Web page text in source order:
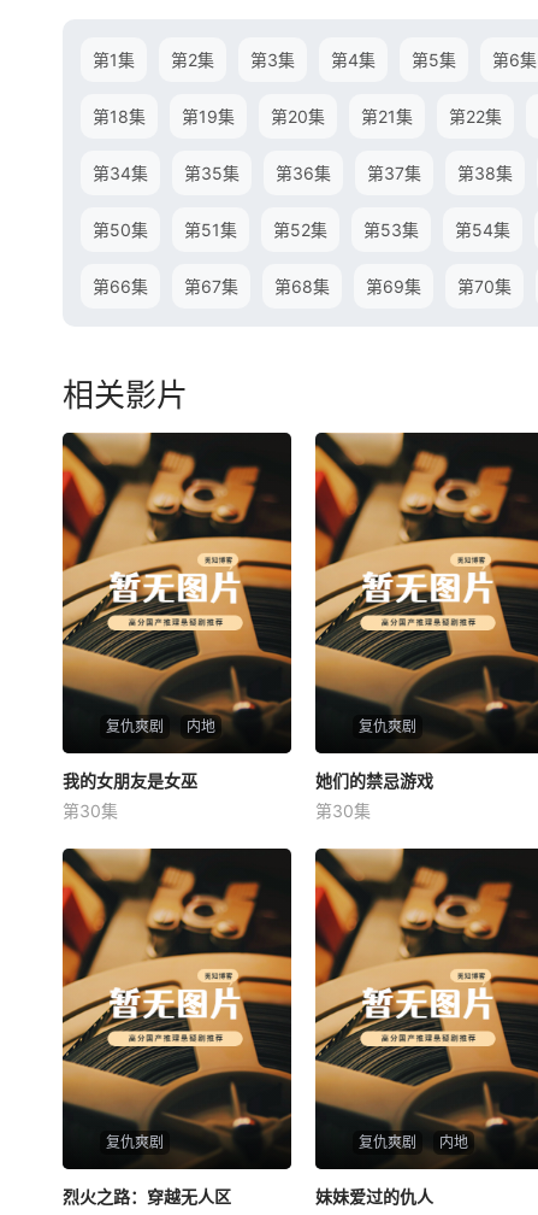
第1集 第2集 第3集 第4集 第5集 第6集
第18集 第19集 第20集 第21集 第22集
第34集 第35集 第36集 第37集 第38集
第50集 第51集 第52集 第53集 第54集
第66集 第67集 第68集 第69集 第70集
相关影片
复仇爽剧 内地
我的女朋友是女巫
未知
我的女朋友是女巫
第30集
复仇爽剧
她们的禁忌游戏
未知
她们的禁忌游戏
第30集
复仇爽剧
烈火之路：穿越无人区
烈火之路：穿越无人区
复仇爽剧 内地
妹妹爱过的仇人
妹妹爱过的仇人